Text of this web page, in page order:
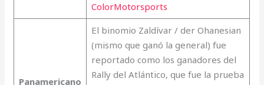
ColorMotorsports
Panamericano
El binomio Zaldívar / der Ohanesian
(mismo que ganó la general) fue
reportado como los ganadores del
Rally del Atlántico, que fue la prueba